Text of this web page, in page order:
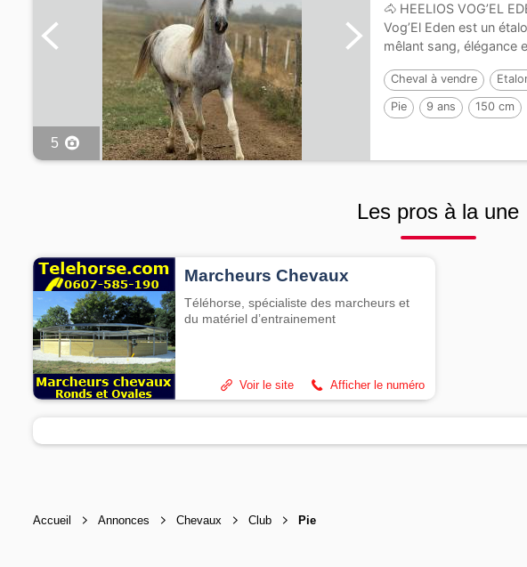
5
🐴 HEELIOS VOG’EL
Vog’El Eden est un
mêlant sang, élégance
Cheval à vendre
Pie 9 ans 150 cm
Les pros à la une
Marcheurs Chevaux
Téléhorse, spécialiste des marcheurs et
du matériel d’entrainement
Afficher le numéro
Voir le site
Accueil Annonces Chevaux Club Pie